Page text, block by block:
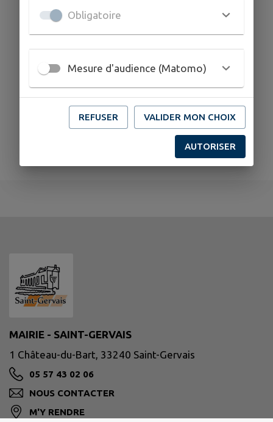
MAIRIE - SAINT-GERVAIS
1 Château-du-Bart, 33240 Saint-Gervais
05 57 43 02 06
NOUS CONTACTER
M'Y RENDRE
Obligatoire
Mesure d'audience (Matomo)
REFUSER VALIDER MON CHOIX
AUTORISER